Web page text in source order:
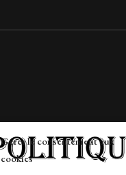
Gérer le consentement aux
cookies